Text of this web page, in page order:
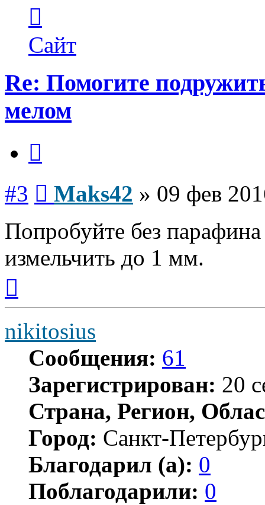
пользователя
Maks42
Сайт
Re: Помогите
мелом
#3 Maks42 » 09 фев
Попробуйте без
измельчить до 1 мм.
началу
nikitosius
Сообщения: 61
Зарегистрирован: 20
Страна, Регион,
Город: Санкт-
Благодарил (а): 0
Поблагодарили: 0